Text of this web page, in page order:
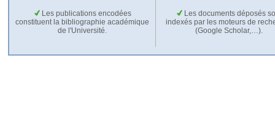
Les publications encodées
constituent la bibliographie académique
de l'Université.
Les documents déposés
indexés par les moteurs de
(Google Scholar,…).